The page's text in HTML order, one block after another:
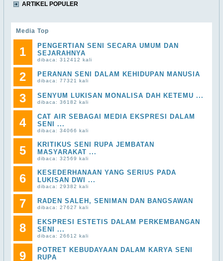
ARTIKEL POPULER
Media Top
1
PENGERTIAN SENI SECARA UMUM DAN
SEJARAHNYA
dibaca: 312412 kali
2 PERANAN SENI DALAM KEHIDUPAN MANUSIA
dibaca: 77321 kali
3 SENYUM LUKISAN MONALISA DAH KETEMU ...
dibaca: 36182 kali
4
CAT AIR SEBAGAI MEDIA EKSPRESI DALAM
SENI ...
dibaca: 34066 kali
5
KRITIKUS SENI RUPA JEMBATAN
MASYARAKAT ...
dibaca: 32569 kali
6
KESEDERHANAAN YANG SERIUS PADA
LUKISAN DWI ...
dibaca: 29382 kali
7 RADEN SALEH, SENIMAN DAN BANGSAWAN
dibaca: 27627 kali
8
EKSPRESI ESTETIS DALAM PERKEMBANGAN
SENI ...
dibaca: 26612 kali
9
POTRET KEBUDAYAAN DALAM KARYA SENI
RUPA